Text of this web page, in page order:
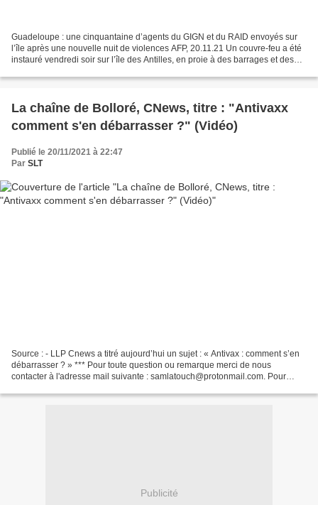
Guadeloupe : une cinquantaine d’agents du GIGN et du RAID envoyés sur
l’île après une nouvelle nuit de violences AFP, 20.11.21 Un couvre-feu a été
instauré vendredi soir sur l’île des Antilles, en proie à des barrages et des
La chaîne de Bolloré, CNews, titre : "Antivaxx
comment s'en débarrasser ?" (Vidéo)
Publié le 20/11/2021 à 22:47
Par SLT
Source : - LLP Cnews a titré aujourd’hui un sujet : « Antivax : comment s’en
débarrasser ? » *** Pour toute question ou remarque merci de nous
contacter à l'adresse mail suivante : samlatouch@protonmail.com. Pour
Publicité